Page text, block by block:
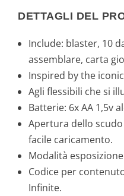
DETTAGLI DEL
Include: blaster, 10
assemblare, carta
Inspired by the
Agli flessibili che si
Batterie: 6x AA 1,5v
Apertura dello
facile caricamento.
Modalità
Codice per
Infinite.